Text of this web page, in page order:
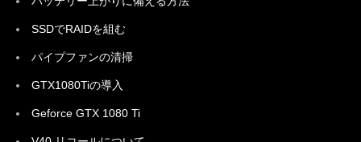
SSDでRAIDを組む
パイプファンの清掃
GTX1080Tiの導入
Geforce GTX 1080 Ti